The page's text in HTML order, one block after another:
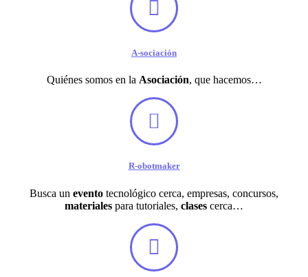
A-sociación
Quiénes somos en la Asociación, que hacemos…
R-obotmaker
Busca un evento tecnológico cerca, empresas, concursos,
materiales para tutoriales, clases cerca…